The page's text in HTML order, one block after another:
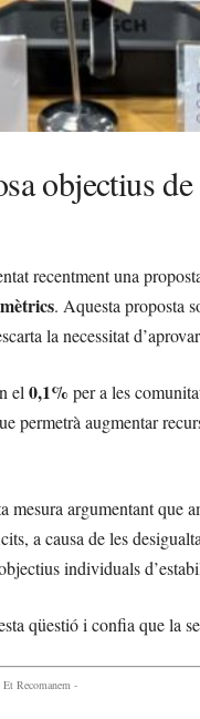
objectius
recentment una
. Aquesta proposta
la necessitat
el 0,1% per a les
permetrà augmentar
argumentant que
a causa de les
individuals
qüestió i confia que la
Et Recomanem -